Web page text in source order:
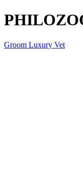
Groom Luxury Vet